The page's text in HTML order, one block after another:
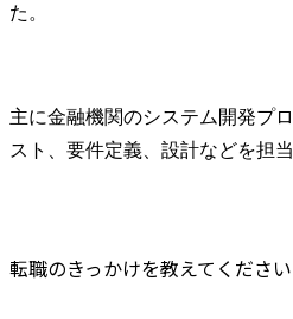
た。
主に金融機関のシステム開発プ
スト、要件定義、設計などを担
転職のきっかけを教えてください